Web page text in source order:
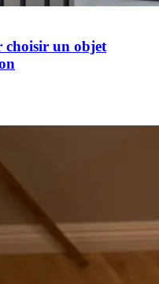
choisir un objet